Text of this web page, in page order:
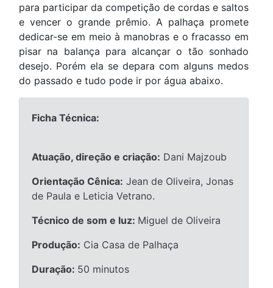
para participar da competição de cordas e saltos
e vencer o grande prêmio. A palhaça promete
dedicar-se em meio à manobras e o fracasso em
pisar na balança para alcançar o tão sonhado
desejo. Porém ela se depara com alguns medos
do passado e tudo pode ir por água abaixo.
Ficha Técnica:
Atuação, direção e criação: Dani Majzoub
Orientação Cênica: Jean de Oliveira, Jonas
de Paula e Leticia Vetrano.
Técnico de som e luz: Miguel de Oliveira
Produção: Cia Casa de Palhaça
Duração: 50 minutos